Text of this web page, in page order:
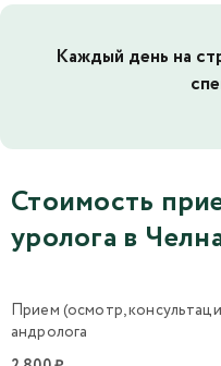
Каждый день на
Стоимость
уролога в
Прием (осмотр,
андролога